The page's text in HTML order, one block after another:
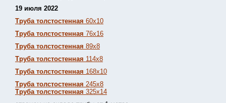
19 июля 2022
Труба толстостенная 60х10
Труба толстостенная 76х16
Труба толстостенная 89х8
Труба толстостенная 114х8
Труба толстостенная 168х10
Труба толстостенная 245х8
Труба толстостенная 325х14